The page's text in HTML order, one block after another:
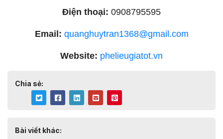
Điện thoại: 0908795595
Email: quanghuytran1368@gmail.com
Website: phelieugiatot.vn
Chia sẻ:
Bài viết khác: